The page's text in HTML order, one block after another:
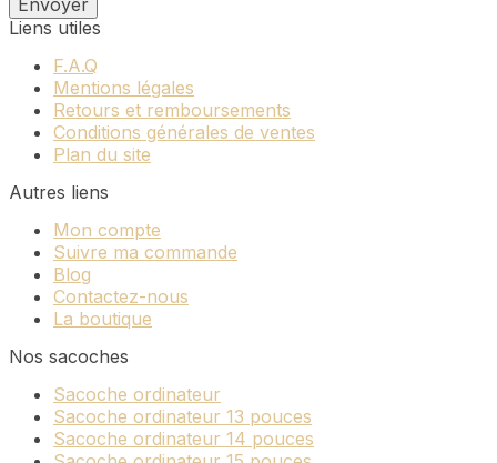
Liens utiles
F.A.Q
Mentions légales
Retours et remboursements
Conditions générales de ventes
Plan du site
Autres liens
Mon compte
Suivre ma commande
Blog
Contactez-nous
La boutique
Nos sacoches
Sacoche ordinateur
Sacoche ordinateur 13 pouces
Sacoche ordinateur 14 pouces